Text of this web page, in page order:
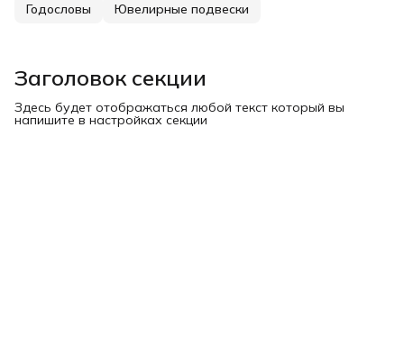
Годословы Ювелирные подвески
Заголовок секции
Здесь будет отображаться любой текст который вы
напишите в настройках секции